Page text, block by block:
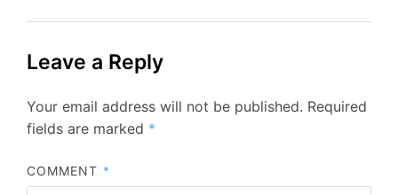
Leave a Reply
Your email address will not be published. Required
fields are marked *
COMMENT *